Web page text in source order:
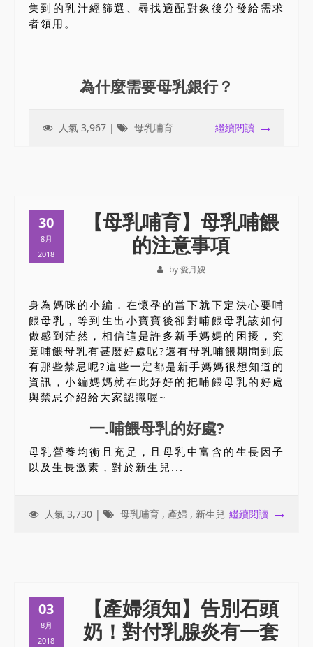
集到的乳汁經篩選、尋找適配對象後分發給需求
者領用。
為什麼需要母乳銀行？
人氣 3,967 | 母乳哺育 繼續閱讀
30
8月
2018
【母乳哺育】母乳哺餵
的注意事項
by 愛月嫂
身為媽咪的小編．在懷孕的當下就下定決心要哺
餵母乳，等到生出小寶寶後卻對哺餵母乳該如何
做感到茫然，相信這是許多新手媽媽的困擾，究
竟哺餵母乳有甚麼好處呢?還有母乳哺餵期間到底
有那些禁忌呢?這些一定都是新手媽媽很想知道的
資訊，小編媽媽就在此好好的把哺餵母乳的好處
與禁忌介紹給大家認識喔~
一.哺餵母乳的好處?
母乳營養均衡且充足，且母乳中富含的生長因子
以及生長激素，對於新生兒...
人氣 3,730 | 母乳哺育 , 產婦 , 新生兒 繼續閱讀
03
8月
2018
【產婦須知】告別石頭
奶！對付乳腺炎有一套